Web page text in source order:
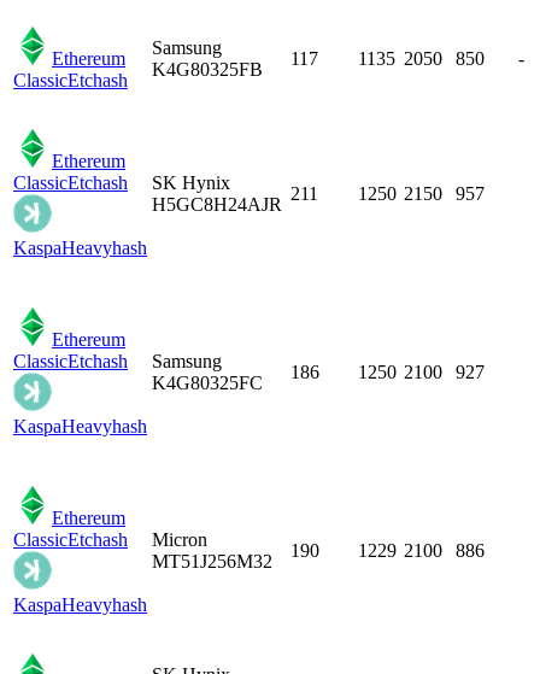
Ethereum
ClassicEtchash
Samsung
K4G80325FB
117 1135 2050 850 -
Ethereum
ClassicEtchash
KaspaHeavyhash
SK Hynix
H5GC8H24AJR
211 1250 2150 957
Ethereum
ClassicEtchash
KaspaHeavyhash
Samsung
K4G80325FC
186 1250 2100 927
Ethereum
ClassicEtchash
KaspaHeavyhash
Micron
MT51J256M32
190 1229 2100 886